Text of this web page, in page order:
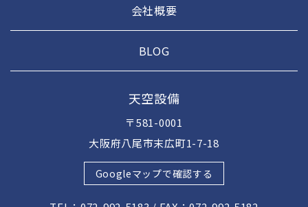
会社概要
BLOG
天空設備
〒581-0001
大阪府八尾市末広町1-7-18
Googleマップで確認する